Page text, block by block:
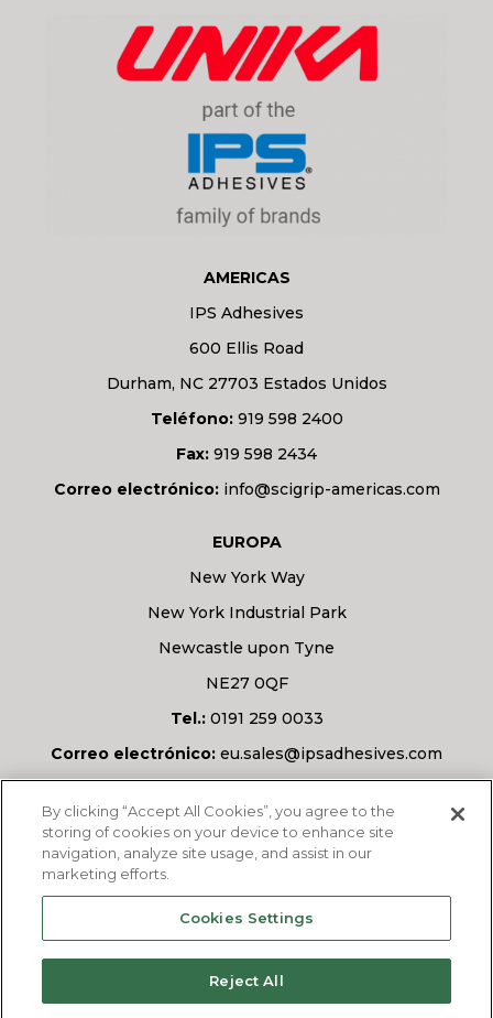
AMERICAS
IPS Adhesives
600 Ellis Road
Durham, NC 27703 Estados Unidos
Teléfono:919 598 2400
Fax: 919 598 2434
Correo electrónico: info@scigrip-americas.com
EUROPA
New York Way
New York Industrial Park
Newcastle upon Tyne
NE27 0QF
Tel.:0191 259 0033
Correo electrónico: eu.sales@ipsadhesives.com
¿Tiene alguna pregunta?
By clicking “Accept All Cookies”, you agree to the
storing of cookies on your device to enhance site
navigation, analyze site usage, and assist in our
marketing efforts.
Cookies Settings
Reject All